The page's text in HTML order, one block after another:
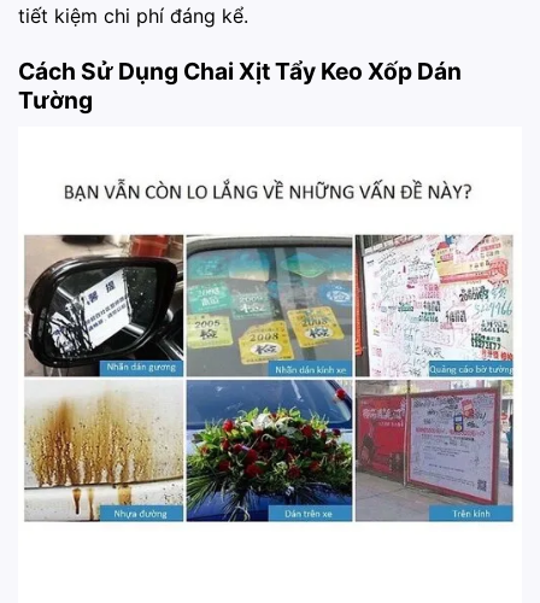
tiết kiệm chi phí đáng kể.
Cách Sử Dụng Chai Xịt Tẩy Keo Xốp Dán
Tường